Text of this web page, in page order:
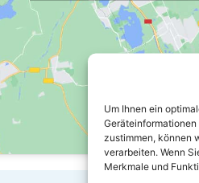
Um Ihnen ein
zustimmen, können
verarbeiten. Wenn
Merkmale und